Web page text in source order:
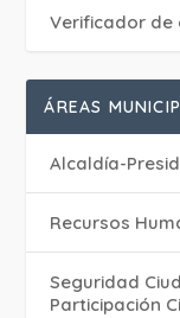
Verificador de
ÁREAS
Alcaldía-
Recursos
Seguridad
Participación